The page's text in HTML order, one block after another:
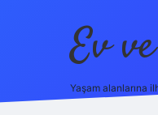
Ev
Yaşam alanlarına